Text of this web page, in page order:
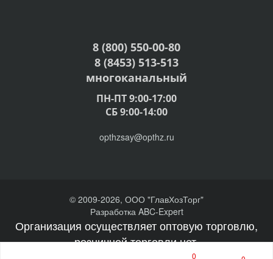
8 (800) 550-00-80
8 (8453) 513-513
многоканальный
ПН-ПТ 9:00-17:00
СБ 9:00-14:00
opthzsay@opthz.ru
© 2009-2026, ООО "ГлавХозТорг"
Разработка ABC-Expert
Организация осуществляет оптовую торговлю,
розничной торговли нет.
0